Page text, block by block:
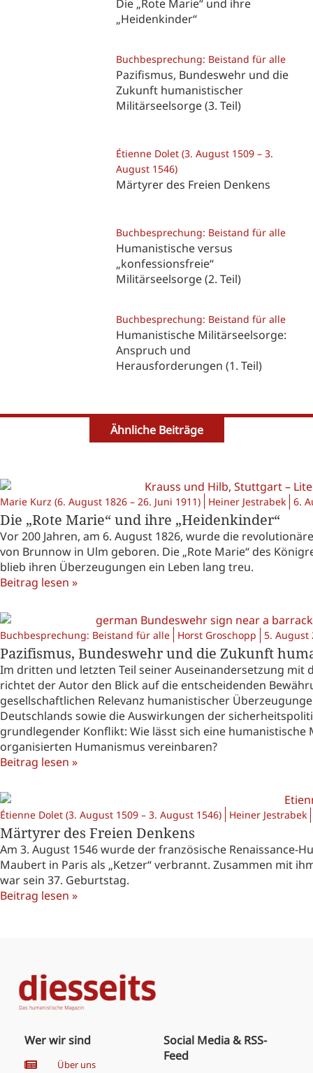
Die „Rote Marie“ und ihre
„Heidenkinder“
Buchbesprechung: Beistand für alle
Pazifismus, Bundeswehr und die
Zukunft humanistischer
Militärseelsorge (3. Teil)
Étienne Dolet (3. August 1509 – 3.
August 1546)
Märtyrer des Freien Denkens
Buchbesprechung: Beistand für alle
Humanistische versus
„konfessionsfreie“
Militärseelsorge (2. Teil)
Buchbesprechung: Beistand für alle
Humanistische Militärseelsorge:
Anspruch und
Herausforderungen (1. Teil)
Ähnliche Beiträge
Marie Kurz (6. August 1826 – 26. Juni 1911) Heiner Jestrabek 6.
Die „Rote Marie“ und ihre „Heidenkinder“
Vor 200 Jahren, am 6. August 1826, wurde die
von Brunnow in Ulm geboren. Die „Rote Marie“ des
blieb ihren Überzeugungen ein Leben lang treu.
Beitrag lesen »
Buchbesprechung: Beistand für alle Horst Groschopp 5. August
Pazifismus, Bundeswehr und die Zukunft
Im dritten und letzten Teil seiner Auseinandersetzung
richtet der Autor den Blick auf die entscheidenden
gesellschaftlichen Relevanz humanistischer
Deutschlands sowie die Auswirkungen der
grundlegender Konflikt: Wie lässt sich eine
organisierten Humanismus vereinbaren?
Beitrag lesen »
Étienne Dolet (3. August 1509 – 3. August 1546) Heiner Jestrabek
Märtyrer des Freien Denkens
Am 3. August 1546 wurde der französische Renaissance-
Maubert in Paris als „Ketzer“ verbrannt. Zusammen mit
war sein 37. Geburtstag.
Beitrag lesen »
Wer wir sind
Über uns
Social Media & RSS-
Feed